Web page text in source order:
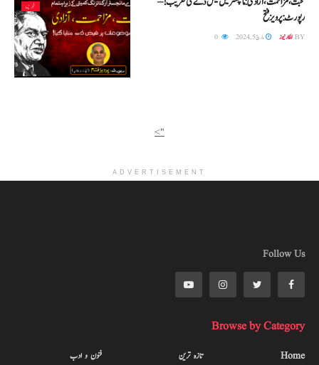
خبریں
رپورٹ: پرویز فتح
BY للکار نیوز مارچ 5, 2024
">
ADVERTISEMENT
Follow Us
Browse by Category
Home
تازہ ترین
فنون و ادب